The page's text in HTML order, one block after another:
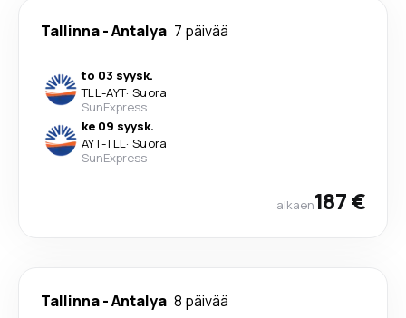
Tallinna-Antalya 7 päivää
to 03 syysk.
TLL-AYT· Suora
SunExpress
ke 09 syysk.
AYT-TLL· Suora
SunExpress
alkaen187 €
Tallinna-Antalya 8 päivää